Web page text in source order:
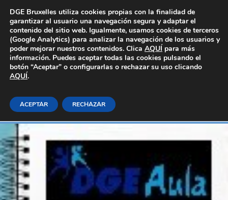
Área Privada
GESTIÓN AEROPUERTOS
Inicio E-learning_Generales
DGE Bruxelles utiliza cookies propias con la finalidad de
garantizar al usuario una navegación segura y adaptar el
contenido del sitio web. Igualmente, usamos cookies de terceros
(Google Analytics) para analizar la navegación de los usuarios y
poder mejorar nuestros contenidos. Clica AQUÍ para más
información. Puedes aceptar todas las cookies pulsando el
botón “Aceptar” o configurarlas o rechazar su uso clicando
AQUÍ.
ACEPTAR RECHAZAR